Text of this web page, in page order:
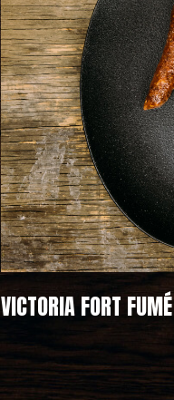
VICTORIA FORT FUMÉ